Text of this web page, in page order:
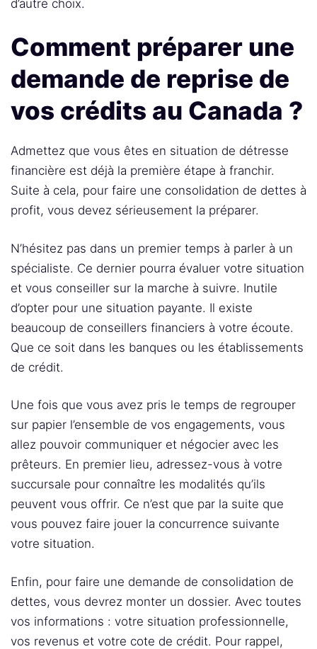
d’autre choix.
Comment préparer une
demande de reprise de
vos crédits au Canada ?
Admettez que vous êtes en situation de détresse
financière est déjà la première étape à franchir.
Suite à cela, pour faire une consolidation de dettes à
profit, vous devez sérieusement la préparer.
N’hésitez pas dans un premier temps à parler à un
spécialiste. Ce dernier pourra évaluer votre situation
et vous conseiller sur la marche à suivre. Inutile
d’opter pour une situation payante. Il existe
beaucoup de conseillers financiers à votre écoute.
Que ce soit dans les banques ou les établissements
de crédit.
Une fois que vous avez pris le temps de regrouper
sur papier l’ensemble de vos engagements, vous
allez pouvoir communiquer et négocier avec les
prêteurs. En premier lieu, adressez-vous à votre
succursale pour connaître les modalités qu’ils
peuvent vous offrir. Ce n’est que par la suite que
vous pouvez faire jouer la concurrence suivante
votre situation.
Enfin, pour faire une demande de consolidation de
dettes, vous devrez monter un dossier. Avec toutes
vos informations : votre situation professionnelle,
vos revenus et votre cote de crédit. Pour rappel,